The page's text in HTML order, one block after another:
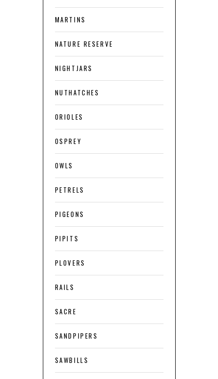
MARTINS
NATURE RESERVE
NIGHTJARS
NUTHATCHES
ORIOLES
OSPREY
OWLS
PETRELS
PIGEONS
PIPITS
PLOVERS
RAILS
SACRE
SANDPIPERS
SAWBILLS